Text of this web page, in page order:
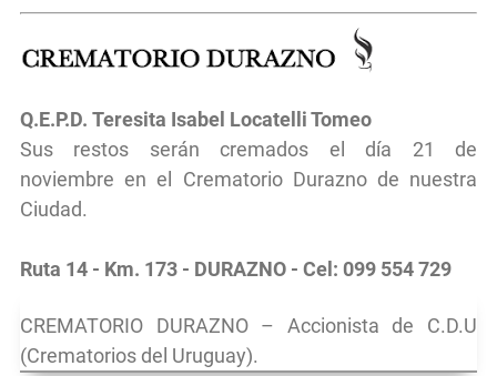
Q.E.P.D. Teresita Isabel Locatelli Tomeo
Sus restos serán cremados el día 21 de
noviembre en el Crematorio Durazno de nuestra
Ciudad.
Ruta 14 - Km. 173 - DURAZNO - Cel: 099 554 729
CREMATORIO DURAZNO – Accionista de C.D.U
(Crematorios del Uruguay).